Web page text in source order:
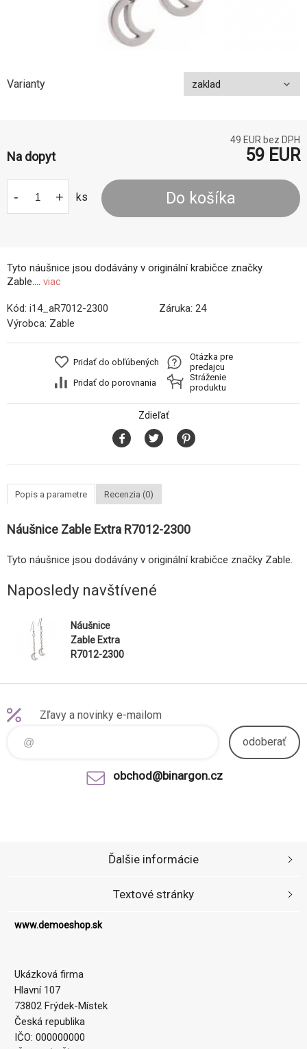
Tyto náušnice jsou dodávány v originální krabičce značky
Zable.... viac
Varianty
49 EUR bez DPH
Na dopyt 59 EUR
- + ks Do košíka
Kód: i14_aR7012-2300 Záruka: 24
Výrobca: Zable
Pridať do obľúbených
Pridať do porovnania
Otázka pre
predajcu
Stráženie
produktu
Zdieľať
Popis a parametre Recenzia (0)
Náušnice Zable Extra R7012-2300
Tyto náušnice jsou dodávány v originální krabičce značky Zable.
Naposledy navštívené
Náušnice
Zable Extra
R7012-2300
Zľavy a novinky e-mailom
odoberať
obchod@binargon.cz
www.demoeshop.sk
Ukázková firma
Hlavní 107
73802 Frýdek-Místek
Česká republika
IČO: 000000000
Ďalšie informácie
Textové stránky